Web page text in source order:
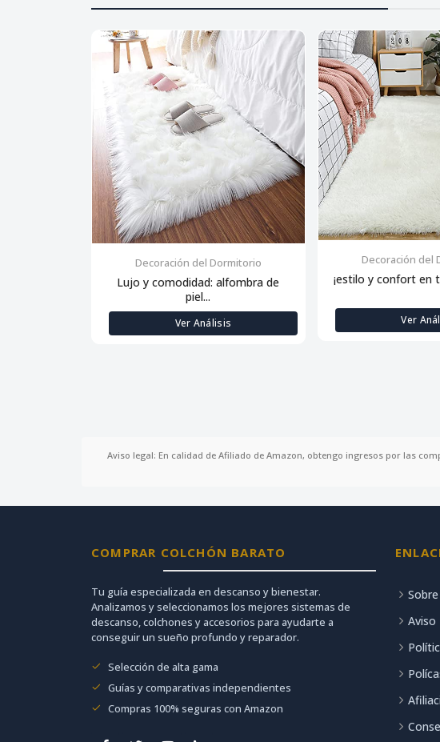
Decoración del Dormitorio
Lujo y comodidad: alfombra de
piel...
Ver Análisis
Decoración del
¡estilo y confort en
Ver
Aviso legal: En calidad de Afiliado de Amazon, obtengo ingresos por las
COMPRAR COLCHÓN BARATO
Tu guía especializada en descanso y bienestar.
Analizamos y seleccionamos los mejores sistemas de
descanso, colchones y accesorios para ayudarte a
conseguir un sueño profundo y reparador.
Selección de alta gama
Guías y comparativas independientes
Compras 100% seguras con Amazon
Aviso